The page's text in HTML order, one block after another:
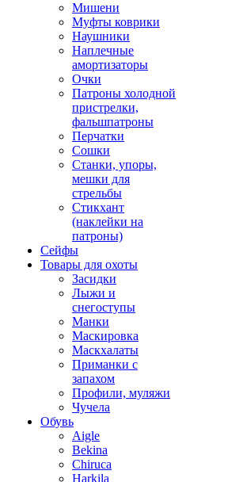
Мишени
Муфты коврики
Наушники
Наплечные
амортизаторы
Очки
Патроны холодной
пристрелки,
фальшпатроны
Перчатки
Сошки
Станки, упоры,
мешки для
стрельбы
Стикхант
(наклейки на
патроны)
Сейфы
Товары для охоты
Засидки
Лыжи и
снегоступы
Манки
Маскировка
Маскхалаты
Приманки с
запахом
Профили, муляжи
Чучела
Обувь
Aigle
Bekina
Chiruсa
Harkila